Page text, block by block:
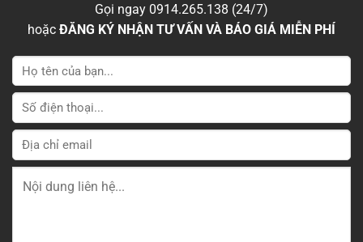
Gọi ngay 0914.265.138 (24/7)
hoặc ĐĂNG KÝ NHẬN TƯ VẤN VÀ BÁO GIÁ MIỄN PHÍ